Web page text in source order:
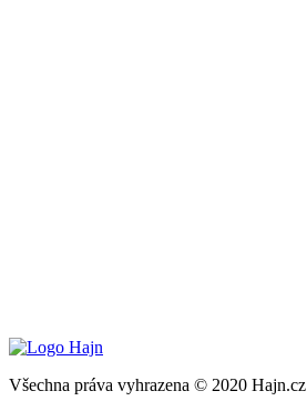
Všechna práva vyhrazena © 2020 Hajn.cz